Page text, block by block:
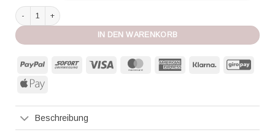
Wolford Strumpfhose Pure 50 schwarz Menge
IN DEN WARENKORB
PayPal Sofort MasterCard American
Klarna
Apple
Beschreibung